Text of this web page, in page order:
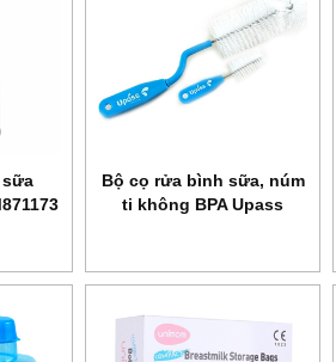
Bộ cọ rửa bình sữa, núm
ti không BPA Upass